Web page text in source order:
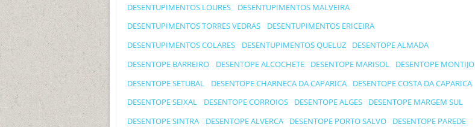
DESENTUPIMENTOS LOURES
DESENTUPIMENTOS MALVEIRA
DESENTUPIMENTOS TORRES VEDRAS
DESENTUPIMENTOS ERICEIRA
DESENTUPIMENTOS COLARES
DESENTUPIMENTOS QUELUZ
DESENTOPE ALMADA
DESENTOPE BARREIRO
DESENTOPE ALCOCHETE DESENTOPE MARISOL
DESENTOPE MONTIJO
DESENTOPE SETUBAL
DESENTOPE CHARNECA DA CAPARICA
DESENTOPE COSTA DA CAPARICA
DESENTOPE SEIXAL
DESENTOPE CORROIOS DESENTOPE ALGES
DESENTOPE MARGEM SUL
DESENTOPE SINTRA
DESENTOPE ALVERCA DESENTOPE PORTO SALVO DESENTOPE PAREDE